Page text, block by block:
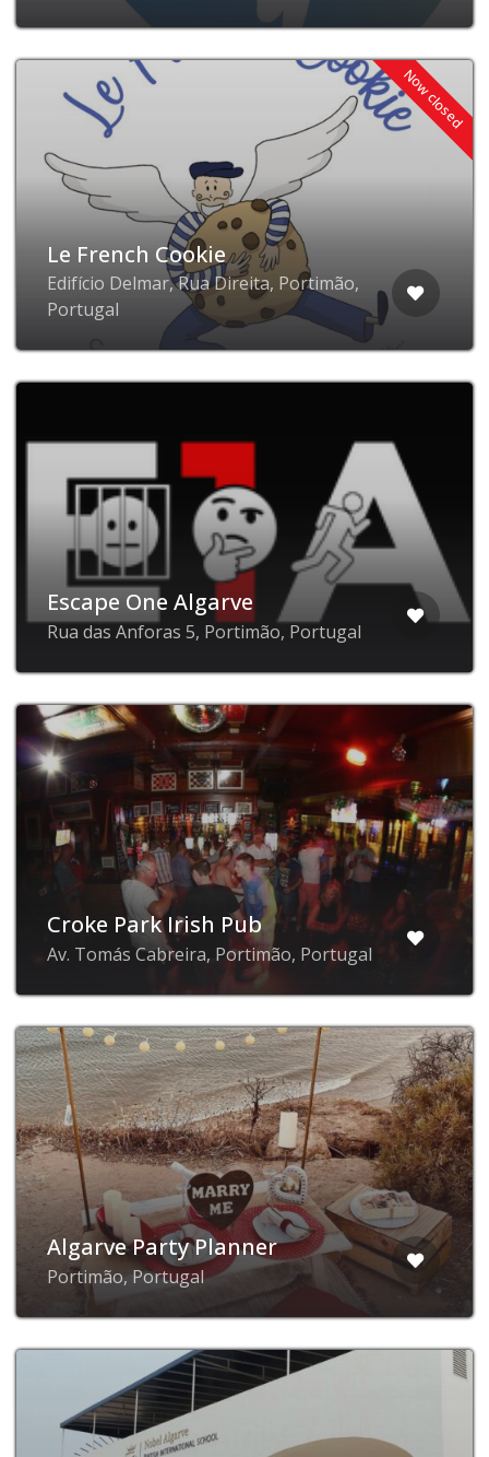
Now closed
Le French Cookie
Edifício Delmar, Rua Direita, Portimão,
Portugal
Escape One Algarve
Rua das Anforas 5, Portimão, Portugal
Croke Park Irish Pub
Av. Tomás Cabreira, Portimão, Portugal
Algarve Party Planner
Portimão, Portugal